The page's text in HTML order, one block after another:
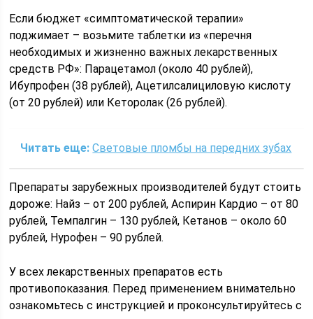
Если бюджет «симптоматической терапии»
поджимает – возьмите таблетки из «перечня
необходимых и жизненно важных лекарственных
средств РФ»: Парацетамол (около 40 рублей),
Ибупрофен (38 рублей), Ацетилсалициловую кислоту
(от 20 рублей) или Кеторолак (26 рублей).
Читать еще: Световые пломбы на передних зубах
Препараты зарубежных производителей будут стоить
дороже: Найз – от 200 рублей, Аспирин Кардио – от 80
рублей, Темпалгин – 130 рублей, Кетанов – около 60
рублей, Нурофен – 90 рублей.
У всех лекарственных препаратов есть
противопоказания. Перед применением внимательно
ознакомьтесь с инструкцией и проконсультируйтесь с